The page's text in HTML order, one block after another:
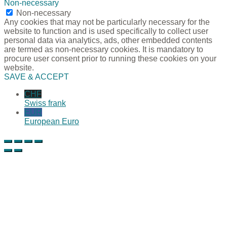
Non-necessary
Non-necessary
Any cookies that may not be particularly necessary for the
website to function and is used specifically to collect user
personal data via analytics, ads, other embedded contents
are termed as non-necessary cookies. It is mandatory to
procure user consent prior to running these cookies on your
website.
SAVE & ACCEPT
CHF
Swiss frank
EUR
European Euro